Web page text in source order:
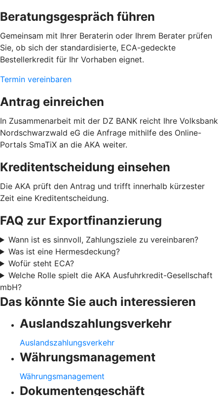
Beratungsgespräch führen
Gemeinsam mit Ihrer Beraterin oder Ihrem Berater prüfen
Sie, ob sich der standardisierte, ECA-gedeckte
Bestellerkredit für Ihr Vorhaben eignet.
Termin vereinbaren
Antrag einreichen
In Zusammenarbeit mit der DZ BANK reicht Ihre Volksbank
Nordschwarzwald eG die Anfrage mithilfe des Online-
Portals SmaTiX an die AKA weiter.
Kreditentscheidung einsehen
Die AKA prüft den Antrag und trifft innerhalb kürzester
Zeit eine Kreditentscheidung.
FAQ zur Exportfinanzierung
Wann ist es sinnvoll, Zahlungsziele zu vereinbaren?
Was ist eine Hermesdeckung?
Wofür steht ECA?
Welche Rolle spielt die AKA Ausfuhrkredit-Gesellschaft
mbH?
Das könnte Sie auch interessieren
Auslandszahlungsverkehr
Auslandszahlungsverkehr
Währungsmanagement
Währungsmanagement
Dokumentengeschäft